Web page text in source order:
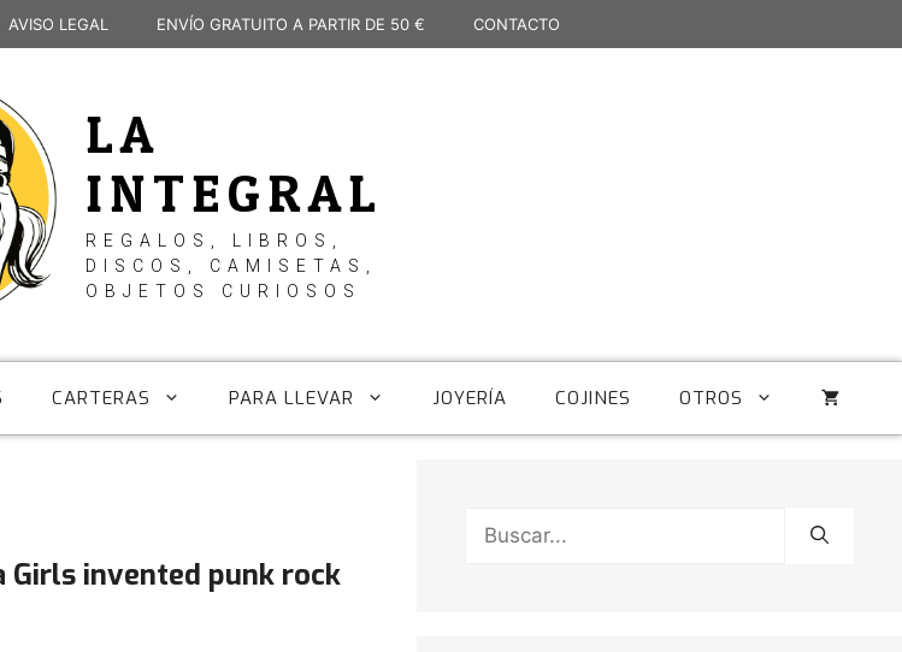
AVISO LEGAL ENVÍO GRATUITO A PARTIR DE 50 € CONTACTO
LA
INTEGRAL
REGALOS, LIBROS,
DISCOS, CAMISETAS,
OBJETOS CURIOSOS
CARTERAS PARA LLEVAR JOYERÍA COJINES OTROS
Girls invented punk rock
Buscar: